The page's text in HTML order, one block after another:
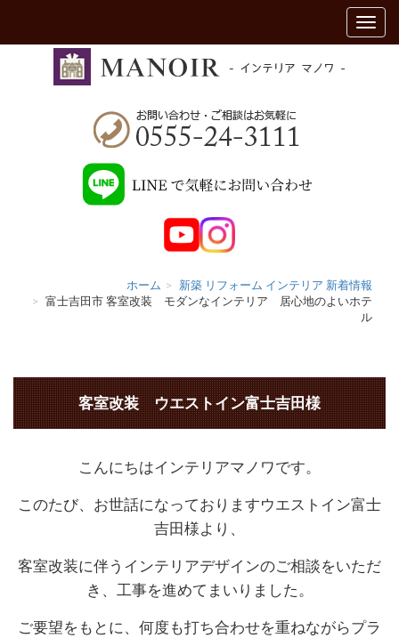
ホーム
新築 リフォーム インテリア 新着情報
富士吉田市 客室改装 モダンなインテリア 居心地のよいホテ
ル
客室改装 ウエストイン富士吉田様
こんにちはインテリアマノワです。
このたび、お世話になっておりますウエストイン富士
吉田様より、
客室改装に伴うインテリアデザインのご相談をいただ
き、工事を進めてまいりました。
ご要望をもとに、何度も打ち合わせを重ねながらプラ